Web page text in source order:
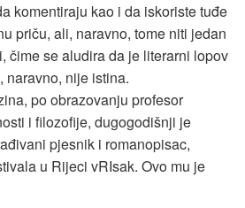
komentiraju kao i da iskoriste tuđe
priču, ali, naravno, tome niti jedan
čime se aludira da je literarni lopov
naravno, nije istina.
po obrazovanju profesor
i filozofije, dugogodišnji je
pjesnik i romanopisac,
u Rijeci vRIsak. Ovo mu je